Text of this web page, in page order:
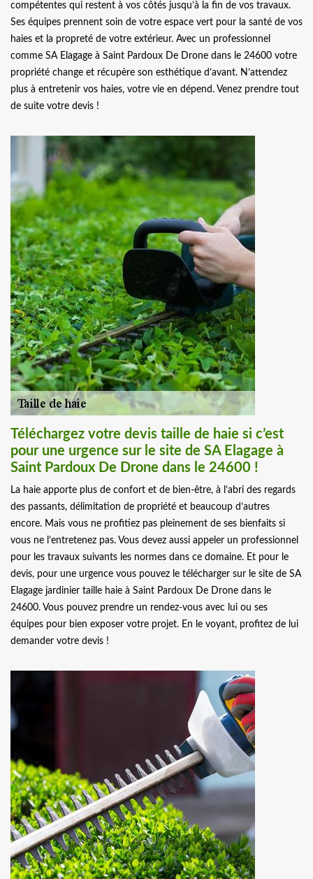
compétentes qui restent à vos côtés jusqu’à la fin de vos travaux.
Ses équipes prennent soin de votre espace vert pour la santé de vos
haies et la propreté de votre extérieur. Avec un professionnel
comme SA Elagage à Saint Pardoux De Drone dans le 24600 votre
propriété change et récupère son esthétique d’avant. N’attendez
plus à entretenir vos haies, votre vie en dépend. Venez prendre tout
de suite votre devis !
Téléchargez votre devis taille de haie si c’est
pour une urgence sur le site de SA Elagage à
Saint Pardoux De Drone dans le 24600 !
La haie apporte plus de confort et de bien-être, à l’abri des regards
des passants, délimitation de propriété et beaucoup d’autres
encore. Mais vous ne profitiez pas pleinement de ses bienfaits si
vous ne l’entretenez pas. Vous devez aussi appeler un professionnel
pour les travaux suivants les normes dans ce domaine. Et pour le
devis, pour une urgence vous pouvez le télécharger sur le site de SA
Elagage jardinier taille haie à Saint Pardoux De Drone dans le
24600. Vous pouvez prendre un rendez-vous avec lui ou ses
équipes pour bien exposer votre projet. En le voyant, profitez de lui
demander votre devis !